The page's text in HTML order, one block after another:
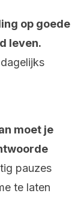
op goede
leven.
moet je
pauzes
te laten